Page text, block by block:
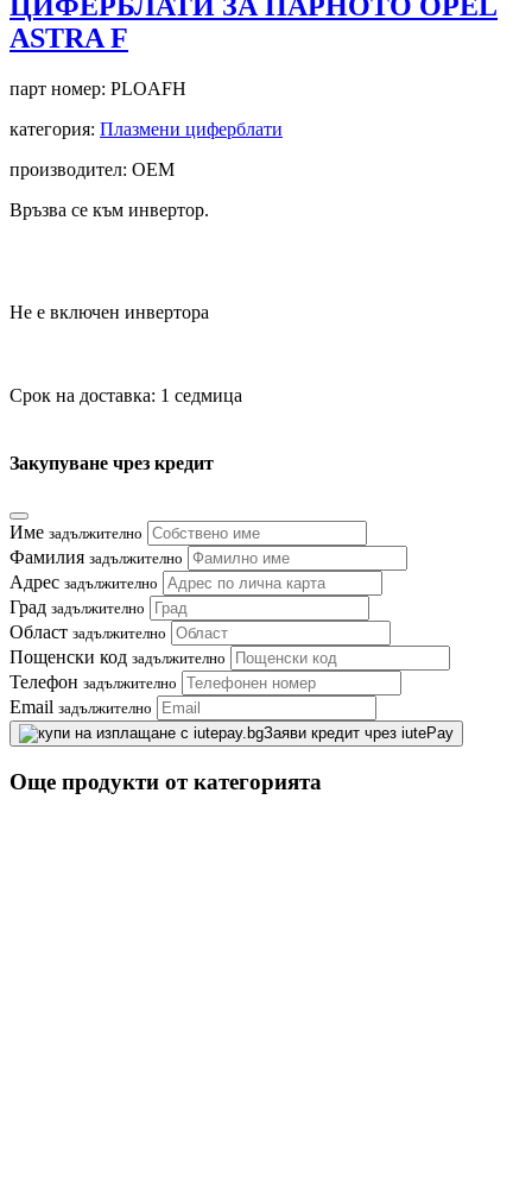
ASTRA F
парт номер: PLOAFH
категория: Плазмени циферблати
производител: OEM
Връзва се към инвертор.
Не е включен инвертора
Срок на доставка: 1 седмица
Закупуване чрез кредит
Име задължително
Фамилия задължително
Адрес задължително
Град задължително
Област задължително
Пощенски код задължително
Телефон задължително
Email задължително
Заяви кредит чрез iutePay
Още продукти от категорията